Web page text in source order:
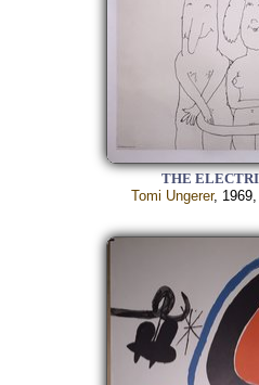
THE
Tomi Ungerer,